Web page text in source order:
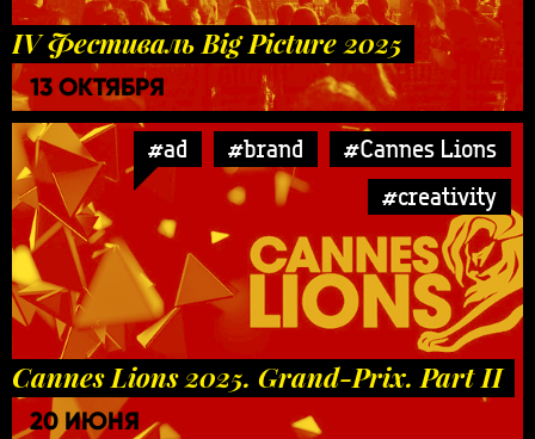
IV Фестиваль Big Picture 2025
13 ОКТЯБРЯ
#ad #brand
#Cannes Lions
#creativity
Cannes Lions 2025. Grand-Prix. Part II
20 ИЮНЯ